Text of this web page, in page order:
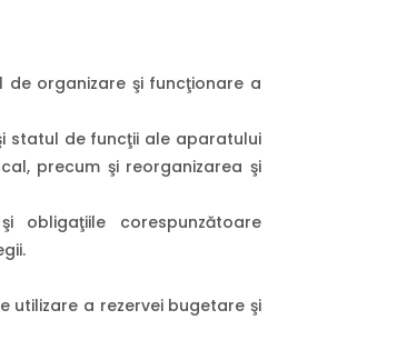
de organizare şi funcţionare a
statul de funcţii ale aparatului
precum şi reorganizarea şi
obligaţiile corespunzătoare
utilizare a rezervei bugetare şi